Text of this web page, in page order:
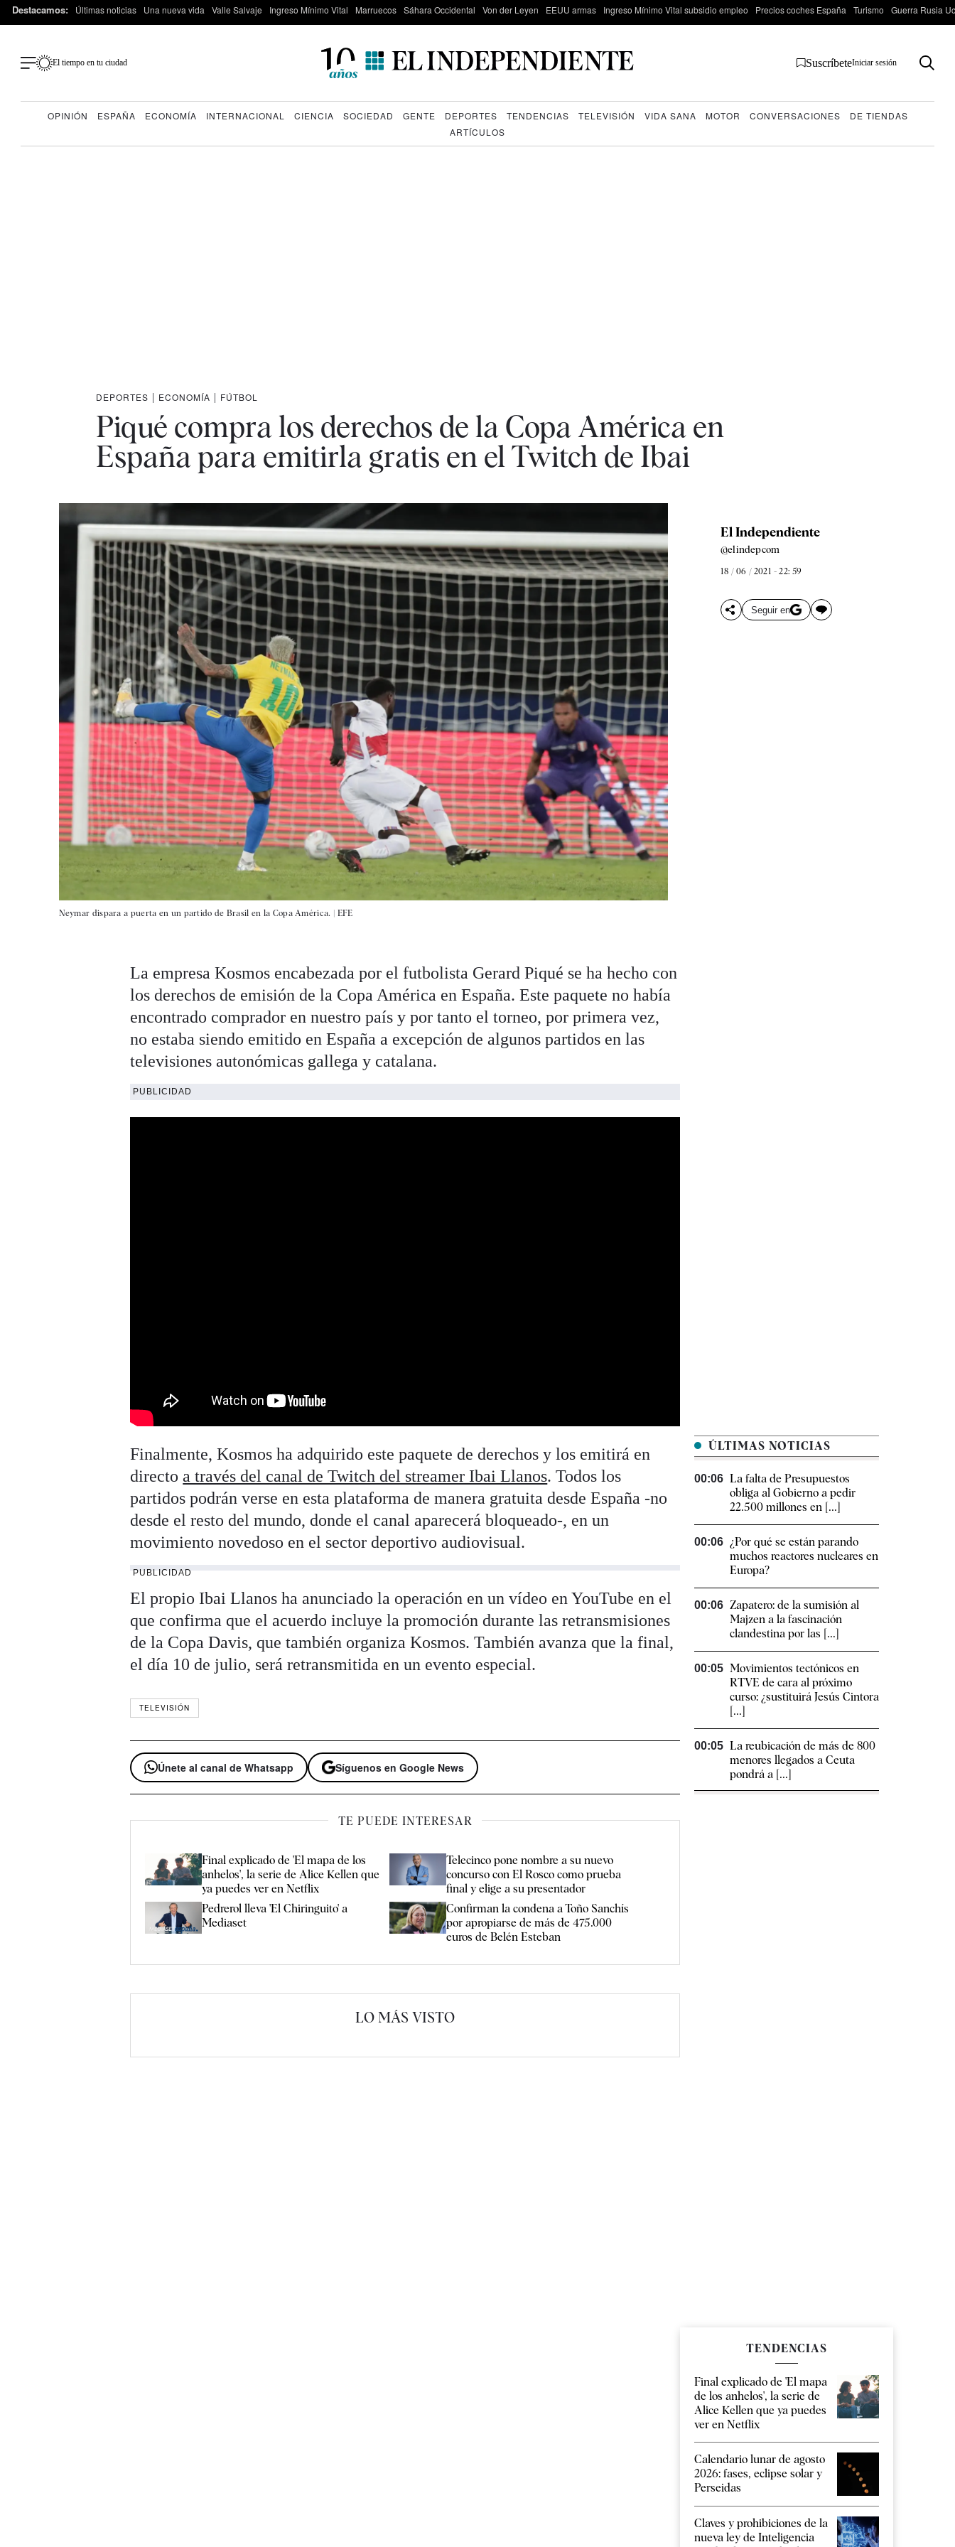
Destacamos: Últimas noticias Una nueva vida Valle Salvaje Ingreso Mínimo Vital Marruecos Sáhara Occidental Von der Leyen EEUU armas Ingreso Mínimo Vital subsidio empleo Precios coches España Turismo Guerra Rusia
El tiempo en tu ciudad SuscríbeteIniciar sesión
OPINIÓN ESPAÑA ECONOMÍA INTERNACIONAL CIENCIA SOCIEDAD GENTE DEPORTES TENDENCIAS TELEVISIÓN VIDA SANA MOTOR CONVERSACIONES
DE TIENDAS
ARTÍCULOS
DEPORTES | ECONOMÍA | FÚTBOL
Piqué compra los derechos de la Copa América en
España para emitirla gratis en el Twitch de Ibai
Neymar dispara a puerta en un partido de Brasil en la Copa América. | EFE
El Independiente
@elindepcom
18 / 06 / 2021 - 22: 59
Seguir en
La empresa Kosmos encabezada por el futbolista Gerard Piqué se ha hecho con
los derechos de emisión de la Copa América en España. Este paquete no había
encontrado comprador en nuestro país y por tanto el torneo, por primera vez,
no estaba siendo emitido en España a excepción de algunos partidos en las
televisiones autonómicas gallega y catalana.
PUBLICIDAD
Finalmente, Kosmos ha adquirido este paquete de derechos y los emitirá en
directo a través del canal de Twitch del streamer Ibai Llanos. Todos los
partidos podrán verse en esta plataforma de manera gratuita desde España -no
desde el resto del mundo, donde el canal aparecerá bloqueado-, en un
movimiento novedoso en el sector deportivo audiovisual.
PUBLICIDAD
El propio Ibai Llanos ha anunciado la operación en un vídeo en YouTube en el
que confirma que el acuerdo incluye la promoción durante las retransmisiones
de la Copa Davis, que también organiza Kosmos. También avanza que la final,
el día 10 de julio, será retransmitida en un evento especial.
TELEVISIÓN
Únete al canal de Whatsapp Síguenos en Google News
TE PUEDE INTERESAR
Final explicado de 'El mapa de los
anhelos', la serie de Alice Kellen que
ya puedes ver en Netflix
Telecinco pone nombre a su nuevo
concurso con El Rosco como prueba
final y elige a su presentador
Pedrerol lleva 'El Chiringuito' a
Mediaset
Confirman la condena a Toño Sanchís
por apropiarse de más de 475.000
euros de Belén Esteban
LO MÁS VISTO
ÚLTIMAS NOTICIAS
00:06 La falta de Presupuestos
obliga al Gobierno a pedir
22.500 millones en [...]
00:06 ¿Por qué se están parando
muchos reactores nucleares en
Europa?
00:06 Zapatero: de la sumisión al
Majzen a la fascinación
clandestina por las [...]
00:05 Movimientos tectónicos en
RTVE de cara al próximo
curso: ¿sustituirá Jesús Cintora
[...]
00:05 La reubicación de más de 800
menores llegados a Ceuta
pondrá a [...]
TENDENCIAS
Final explicado de 'El mapa
de los anhelos', la serie de
Alice Kellen que ya puedes
ver en Netflix
Calendario lunar de agosto
2026: fases, eclipse solar y
Perseidas
Claves y prohibiciones de la
nueva ley de Inteligencia